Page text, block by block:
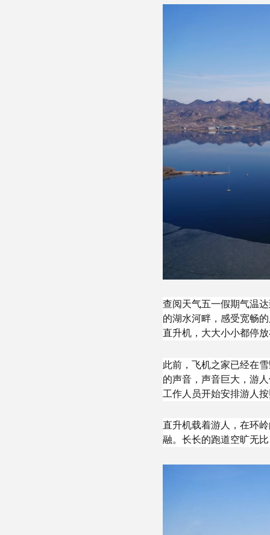
查阅天气五一假期气温
的湖水河畔，感受宽畅
直升机，大大小小都停
此前，飞机之家已经在
的声音，声音巨大，游
工作人员开始安排游人
直升机载着游人，在环
融。长长的跑道空旷无